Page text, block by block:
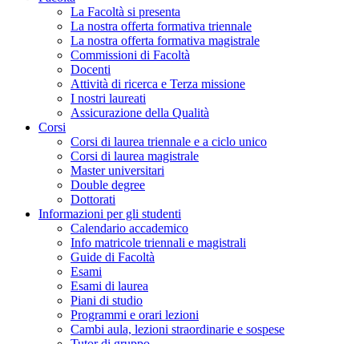
La Facoltà si presenta
La nostra offerta formativa triennale
La nostra offerta formativa magistrale
Commissioni di Facoltà
Docenti
Attività di ricerca e Terza missione
I nostri laureati
Assicurazione della Qualità
Corsi
Corsi di laurea triennale e a ciclo unico
Corsi di laurea magistrale
Master universitari
Double degree
Dottorati
Informazioni per gli studenti
Calendario accademico
Info matricole triennali e magistrali
Guide di Facoltà
Esami
Esami di laurea
Piani di studio
Programmi e orari lezioni
Cambi aula, lezioni straordinarie e sospese